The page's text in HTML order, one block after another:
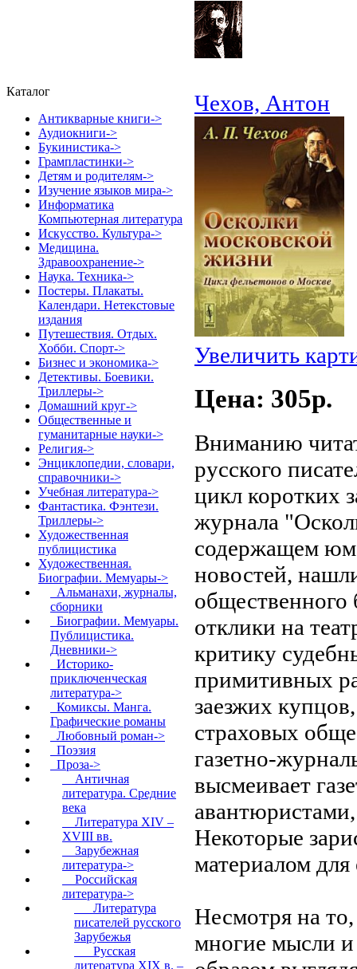
Каталог
Антикварные книги->
Аудиокниги->
Букинистика->
Грампластинки->
Детям и родителям->
Изучение языков мира->
Информатика
Компьютерная литература
Искусство. Культура->
Медицина.
Здравоохранение->
Наука. Техника->
Постеры. Плакаты.
Календари. Нетекстовые
издания
Путешествия. Отдых.
Хобби. Спорт->
Бизнес и экономика->
Детективы. Боевики.
Триллеры->
Домашний круг->
Общественные и
гуманитарные науки->
Религия->
Энциклопедии, словари,
справочники->
Учебная литература->
Фантастика. Фэнтези.
Триллеры->
Художественная
публицистика
Художественная.
Биографии. Мемуары->
Альманахи, журналы,
сборники
Биографии. Мемуары.
Публицистика.
Дневники->
Историко-
приключенческая
литература->
Комиксы. Манга.
Графические романы
Любовный роман->
Поэзия
Проза->
Античная
литература. Средние
века
Литература XIV –
XVIII вв.
Зарубежная
литература->
Российская
литература->
Литература
писателей русского
Зарубежья
Русская
литература XIX в. –
Чехов, Антон
Увеличить
Цена: 305p.
Вниманию
русского
цикл коротких
журнала
содержащем
новостей,
отклики на
критику
примитивных
заезжих
страховых
газетно-
высмеивает
Некоторые
материалом
Несмотря на
многие мысли и